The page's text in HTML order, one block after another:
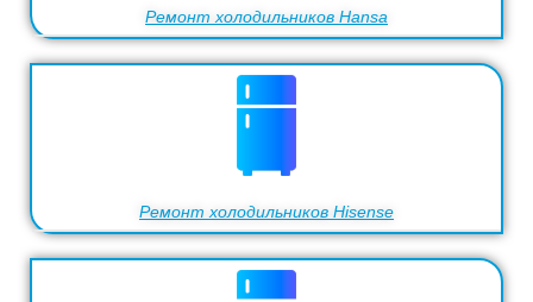
Ремонт холодильников Hansa
Ремонт холодильников Hisense